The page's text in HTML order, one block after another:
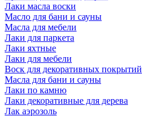
Лаки масла воски
Масло для бани и сауны
Масла для мебели
Лаки для паркета
Лаки яхтные
Лаки для мебели
Воск для декоративных покрытий
Масла для бани и сауны
Лаки по камню
Лаки декоративные для дерева
Лак аэрозоль